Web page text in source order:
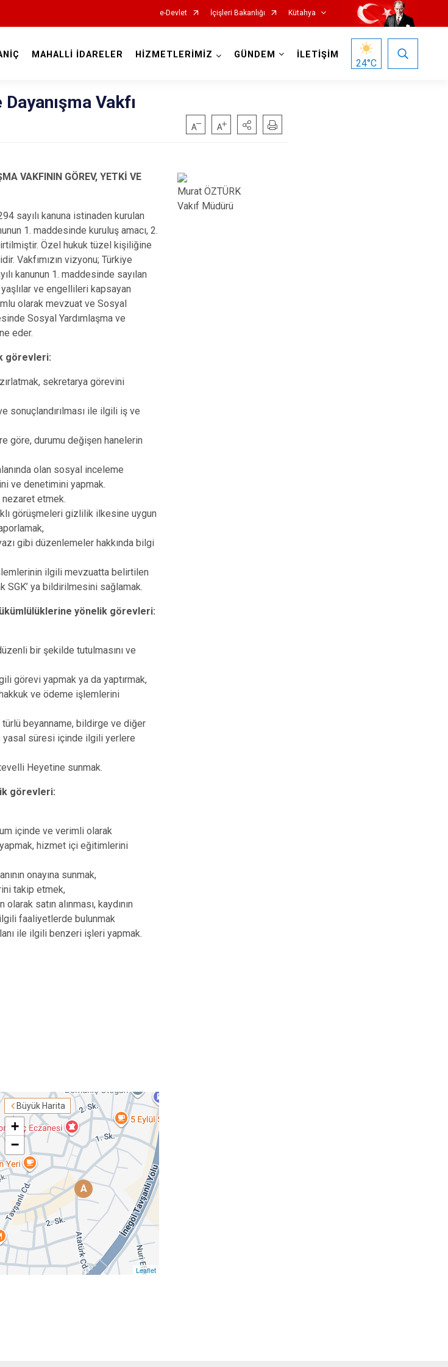
e-Devlet İçişleri Bakanlığı Kütahya
Aslanapa
Çavdarhisar
Domaniç
Dumlupınar
Emet
MAHALLİ İDARELER HİZMETLERİMİZ GÜNDEM İLETİŞİM
24°C
Vakfı
VAKFININ GÖREV, YETKİ VE
sayılı kanuna istinaden kurulan
1. maddesinde kuruluş amacı, 2.
Özel hukuk tüzel kişiliğine
Vakfımızın vizyonu; Türkiye
kanunun 1. maddesinde sayılan
yaşlılar ve engellileri kapsayan
olarak mevzuat ve Sosyal
Sosyal Yardımlaşma ve
eder.
görevleri:
sekretarya görevini
sonuçlandırılması ile ilgili iş ve
göre, durumu değişen hanelerin
olan sosyal inceleme
ve denetimini yapmak.
nezaret etmek.
görüşmeleri gizlilik ilkesine uygun
gibi düzenlemeler hakkında bilgi
ilgili mevzuatta belirtilen
SGK’ ya bildirilmesini sağlamak.
yönelik görevleri:
bir şekilde tutulmasını ve
görevi yapmak ya da yaptırmak,
ve ödeme işlemlerini
beyanname, bildirge ve diğer
yasal süresi içinde ilgili yerlere
Heyetine sunmak.
görevleri:
içinde ve verimli olarak
hizmet içi eğitimlerini
onayına sunmak,
takip etmek,
satın alınması, kaydının
faaliyetlerde bulunmak
ile ilgili benzeri işleri yapmak.
Büyük Harita
A
+
−
Leaflet
Murat ÖZTÜRK
Vakıf Müdürü